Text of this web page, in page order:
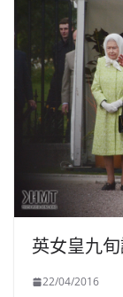
英女皇九
22/04/2016